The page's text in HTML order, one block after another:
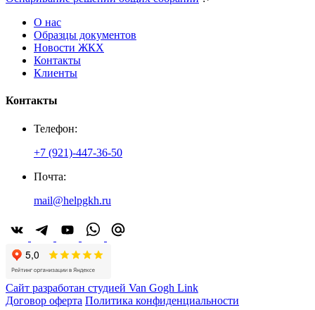
О нас
Образцы документов
Новости ЖКХ
Контакты
Клиенты
Контакты
Телефон:
+7 (921)-447-36-50
Почта:
mail@helpgkh.ru
Сайт разработан студией Van Gogh Link
Договор оферта Политика конфиденциальности